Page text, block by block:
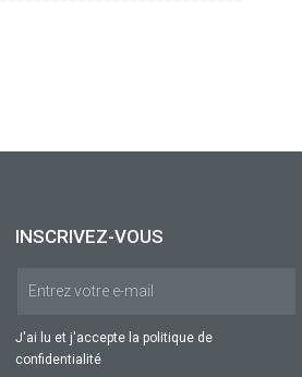
INSCRIVEZ-VOUS
J'ai lu et j'accepte la politique de
confidentialité